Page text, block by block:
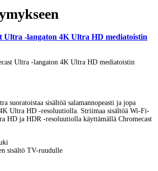
Ultra -langaton 4K Ultra HD mediatoistin
Ultra -langaton 4K Ultra HD mediatoistin
suoratoistaa sisältöä salamannopeasti ja jopa
Ultra HD -resoluutiolla. Striimaa sisältöä Wi-Fi-
HD ja HDR -resoluutiolla käyttämällä Chromecast
sisältö TV-ruudulle